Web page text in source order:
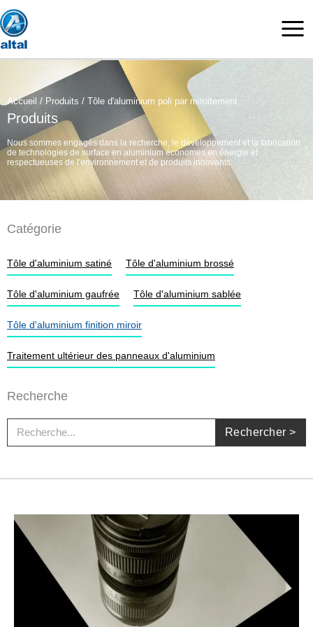
Aller
au
contenu
Accueil / Produits / Tôle d'aluminium poli par miroitement
Produits
Nous sommes engagés dans la recherche, le développement et la fabrication
de technologies de surface en aluminium économes en énergie et
respectueuses de l'environnement et de produits innovants.
Catégorie
Tôle d'aluminium satiné Tôle d'aluminium brossé
Tôle d'aluminium gaufrée Tôle d'aluminium sablée
Tôle d'aluminium finition miroir
Traitement ultérieur des panneaux d'aluminium
Recherche
Rechercher Rechercher >